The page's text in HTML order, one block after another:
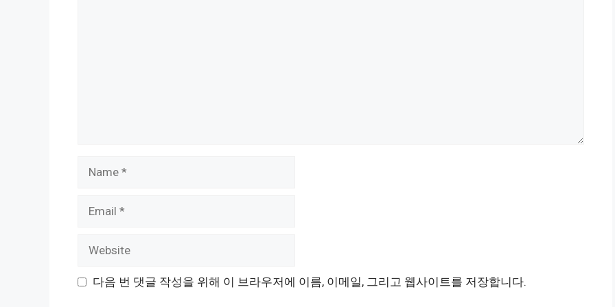
다음 번 댓글 작성을 위해 이 브라우저에 이름, 이메일, 그리고 웹사이트를 저장합니다.